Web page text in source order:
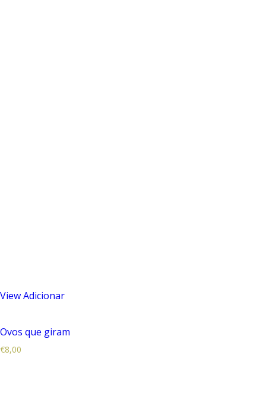
ViewAdicionar
Ovos que giram
€8,00